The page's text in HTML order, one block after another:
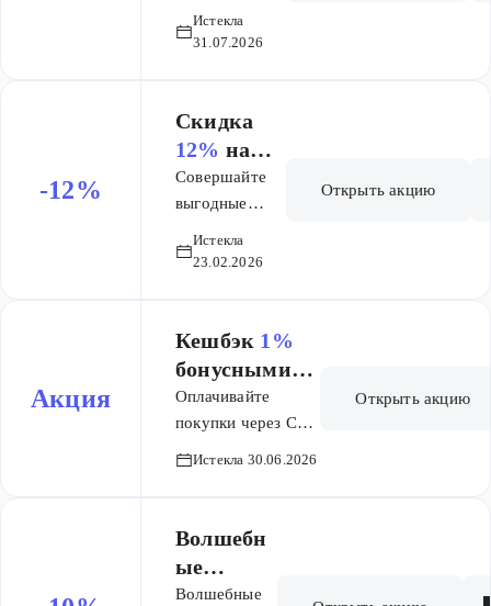
нит в
Санкт-
ассортимент
керамической
плитки!
Суммируются
Максидом.
Истекла
31.07.2026
-12%
Скидка
12% на
всё!
Совершайте
выгодные
скидкой -12%
действует в
гипермаркетах
и в интернет-
Воронежа,
Дону,
Челябинска.
Скидка по
Истекла
23.02.2026
Открыть акцию
Акция
Кешбэк 1%
бонусными
баллами за
оплату
покупок
Оплачивайте
покупки через СБП
Максидом и
Истекла 30.06.2026
Открыть акцию
Волшебн
ые
четверги
Волшебные